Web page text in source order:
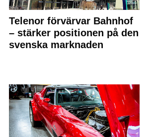
Telenor förvärvar Bahnhof
– stärker positionen på den
svenska marknaden